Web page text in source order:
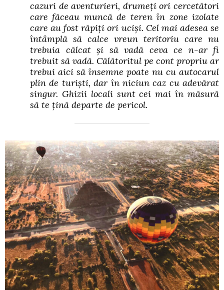
cazuri de aventurieri, drumeți ori cercetători
care făceau muncă de teren în zone izolate
care au fost răpiți ori uciși. Cel mai adesea se
întâmplă să calce vreun teritoriu care nu
trebuia călcat și să vadă ceva ce n-ar fi
trebuit să vadă. Călătoritul pe cont propriu ar
trebui aici să însemne poate nu cu autocarul
plin de turiști, dar în niciun caz cu adevărat
singur. Ghizii locali sunt cei mai în măsură
să te țină departe de pericol.